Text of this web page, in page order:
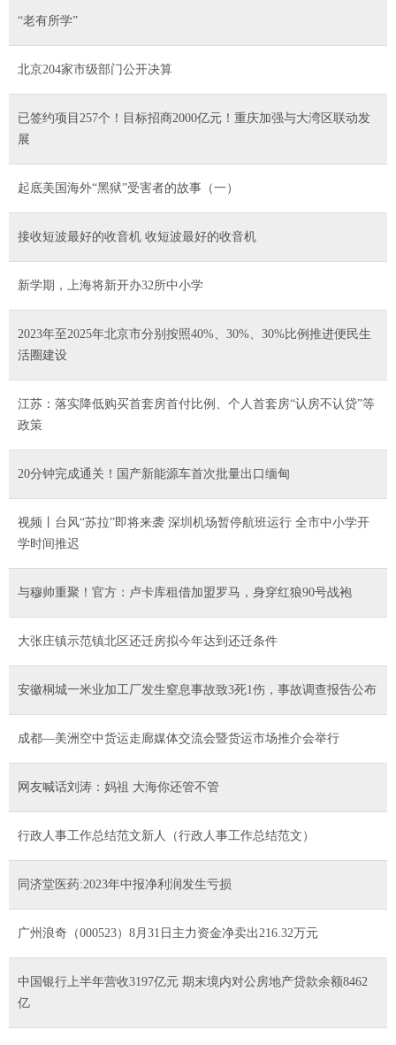
“老有所学”
北京204家市级部门公开决算
已签约项目257个！目标招商2000亿元！重庆加强与大湾区联动发
展
起底美国海外“黑狱”受害者的故事（一）
接收短波最好的收音机 收短波最好的收音机
新学期，上海将新开办32所中小学
2023年至2025年北京市分别按照40%、30%、30%比例推进便民生
活圈建设
江苏：落实降低购买首套房首付比例、个人首套房“认房不认贷”等
政策
20分钟完成通关！国产新能源车首次批量出口缅甸
视频丨台风“苏拉”即将来袭 深圳机场暂停航班运行 全市中小学开
学时间推迟
与穆帅重聚！官方：卢卡库租借加盟罗马，身穿红狼90号战袍
大张庄镇示范镇北区还迁房拟今年达到还迁条件
安徽桐城一米业加工厂发生窒息事故致3死1伤，事故调查报告公布
成都—美洲空中货运走廊媒体交流会暨货运市场推介会举行
网友喊话刘涛：妈祖 大海你还管不管
行政人事工作总结范文新人（行政人事工作总结范文）
同济堂医药:2023年中报净利润发生亏损
广州浪奇（000523）8月31日主力资金净卖出216.32万元
中国银行上半年营收3197亿元 期末境内对公房地产贷款余额8462
亿